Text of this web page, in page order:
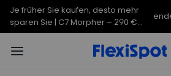
Je früher Sie kaufen, desto mehr
sparen Sie | C7 Morpher – 290 €
Rabatt